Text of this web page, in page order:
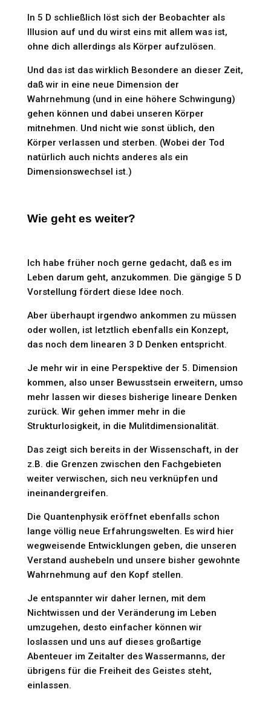
In 5 D schließlich löst sich der Beobachter als
Illusion auf und du wirst eins mit allem was ist,
ohne dich allerdings als Körper aufzulösen.
Und das ist das wirklich Besondere an dieser Zeit,
daß wir in eine neue Dimension der
Wahrnehmung (und in eine höhere Schwingung)
gehen können und dabei unseren Körper
mitnehmen. Und nicht wie sonst üblich, den
Körper verlassen und sterben. (Wobei der Tod
natürlich auch nichts anderes als ein
Dimensionswechsel ist.)
Wie geht es weiter?
Ich habe früher noch gerne gedacht, daß es im
Leben darum geht, anzukommen. Die gängige 5 D
Vorstellung fördert diese Idee noch.
Aber überhaupt irgendwo ankommen zu müssen
oder wollen, ist letztlich ebenfalls ein Konzept,
das noch dem linearen 3 D Denken entspricht.
Je mehr wir in eine Perspektive der 5. Dimension
kommen, also unser Bewusstsein erweitern, umso
mehr lassen wir dieses bisherige lineare Denken
zurück. Wir gehen immer mehr in die
Strukturlosigkeit, in die Mulitdimensionalität.
Das zeigt sich bereits in der Wissenschaft, in der
z.B. die Grenzen zwischen den Fachgebieten
weiter verwischen, sich neu verknüpfen und
ineinandergreifen.
Die Quantenphysik eröffnet ebenfalls schon
lange völlig neue Erfahrungswelten. Es wird hier
wegweisende Entwicklungen geben, die unseren
Verstand aushebeln und unsere bisher gewohnte
Wahrnehmung auf den Kopf stellen.
Je entspannter wir daher lernen, mit dem
Nichtwissen und der Veränderung im Leben
umzugehen, desto einfacher können wir
loslassen und uns auf dieses großartige
Abenteuer im Zeitalter des Wassermanns, der
übrigens für die Freiheit des Geistes steht,
einlassen.